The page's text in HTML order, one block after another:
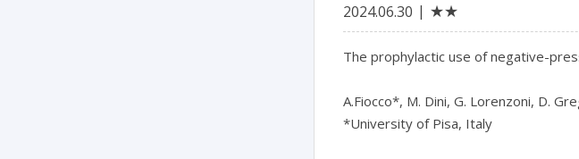
2024.06.30 ★★
The prophylactic use of negative-
A.Fiocco*, M. Dini, G. Lorenzoni, D.
*University of Pisa, Italy